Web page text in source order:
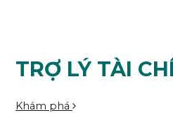
ĐẦU TƯ TỰ
SINH LỜI TỐI